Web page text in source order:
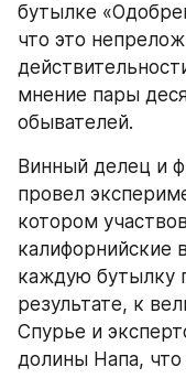
бутылке
что это
мнение пары
обывателей.
Винный делец и
провел
котором
калифорнийские
каждую бутылку
результате, к
Спурье и
долины Напа,